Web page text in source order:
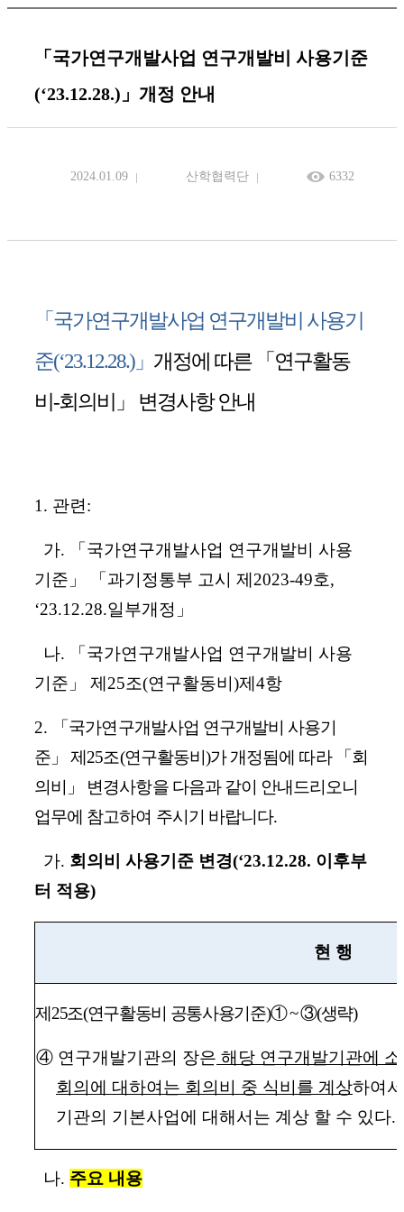
「국가연구개발사업 연구개발비 사용기준
(‘23.12.28.)」개정 안내
2024.01.09 산학협력단 6332
「 국가연구개발사업 연구개발비 사용기
준(‘23.12.28.)」 개정에 따른 「 연구활동
비 -회의비 」 변경사항 안내
1. 관련 :
가. 「 국가연구개발사업 연구개발비 사용
기준 」 「 과기정통부 고시 제 2023-49호,
‘23.12.28.일부개정 」
나. 「 국가연구개발사업 연구개발비 사용
기준 」 제 25조(연구활동비 )제 4항
2. 「 국가연구개발사업 연구개발비 사용기
준 」제 25조(연구활동비 )가 개정됨에 따라 「 회
의비
」 변경사항을 다음과 같이 안내드리오니
업무에 참고하여 주시기 바랍니다.
가. 회의비 사용기준 변경(‘23.12.28. 이후부
터 적용)
현 행
제 25조(연구활동비 공통사용기준)①~③(생략)
④ 연구개발기관의 장은 해당 연구개발기관에
회의에 대하여는 회의비 중 식비를 계상하여
기관의 기본사업에 대해서는 계상 할 수 있다.
나. 주요 내용